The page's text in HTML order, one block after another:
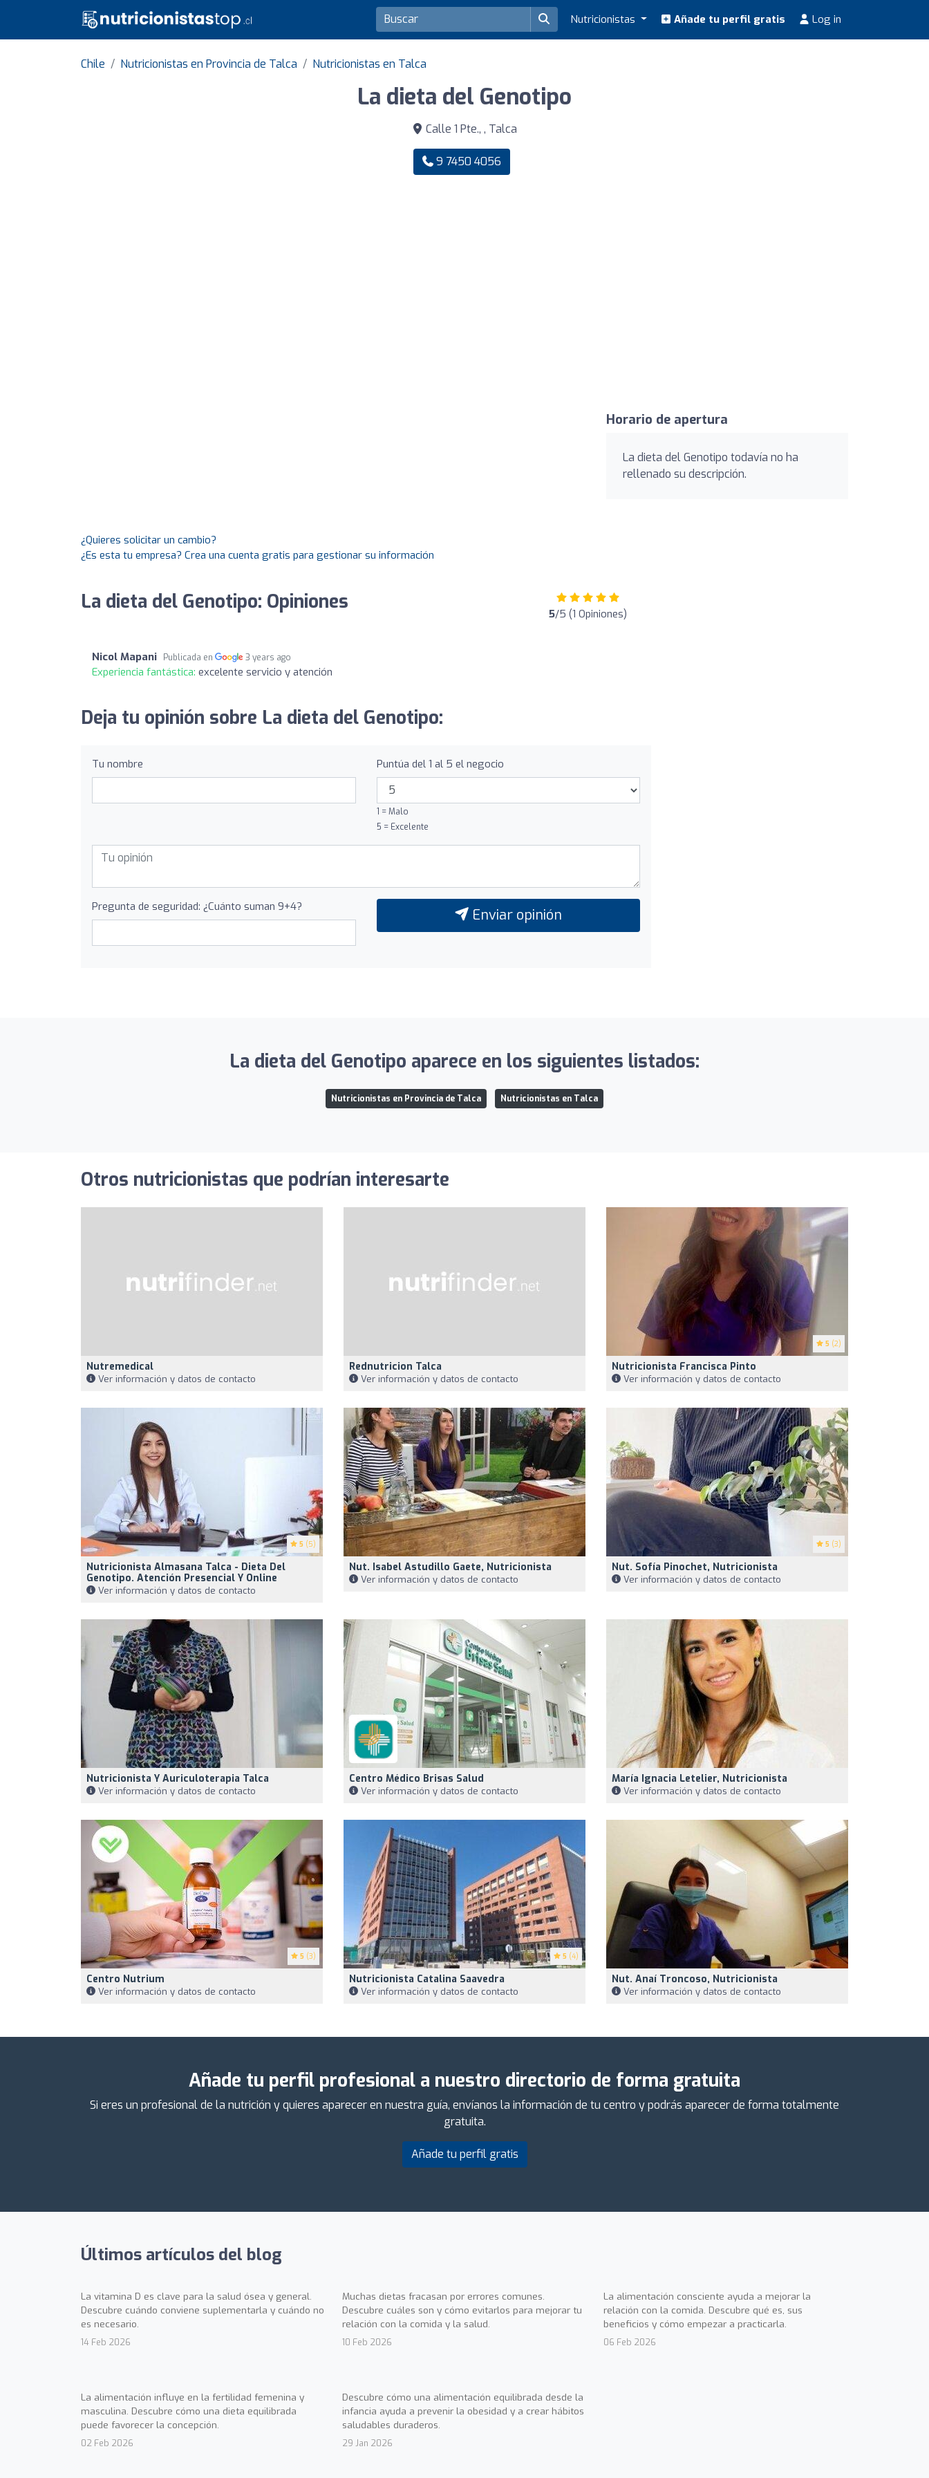
Nutricionistas Añade tu perfil gratis Log in
Chile Nutricionistas en Provincia de Talca Nutricionistas en Talca
La dieta del Genotipo
Calle 1 Pte., , Talca
9 7450 4056
Horario de apertura
La dieta del Genotipo todavía no ha
rellenado su descripción.
¿Quieres solicitar un cambio?
¿Es esta tu empresa? Crea una cuenta gratis para gestionar su información
La dieta del Genotipo: Opiniones 5/5 (1 Opiniones)
Nicol Mapani Publicada en 3 years ago
Experiencia fantástica: excelente servicio y atención
Deja tu opinión sobre La dieta del Genotipo:
Tu nombre Puntúa del 1 al 5 el negocio
1 = Malo
5 = Excelente
Pregunta de seguridad: ¿Cuánto suman 9+4? Enviar opinión
La dieta del Genotipo aparece en los siguientes listados:
Nutricionistas en Provincia de Talca Nutricionistas en Talca
Otros nutricionistas que podrían interesarte
Nutremedical
Ver información y datos de contacto
Rednutricion Talca
Ver información y datos de contacto
5 (2)
Nutricionista Francisca Pinto
Ver información y datos de contacto
5 (5)
Nutricionista Almasana Talca - Dieta Del
Genotipo. Atención Presencial Y Online
Ver información y datos de contacto
Nut. Isabel Astudillo Gaete, Nutricionista
Ver información y datos de contacto
5 (3)
Nut. Sofía Pinochet, Nutricionista
Ver información y datos de contacto
Nutricionista Y Auriculoterapia Talca
Ver información y datos de contacto
Centro Médico Brisas Salud
Ver información y datos de contacto
María Ignacia Letelier, Nutricionista
Ver información y datos de contacto
5 (3)
Centro Nutrium
Ver información y datos de contacto
5 (4)
Nutricionista Catalina Saavedra
Ver información y datos de contacto
Nut. Anaí Troncoso, Nutricionista
Ver información y datos de contacto
Añade tu perfil profesional a nuestro directorio de forma gratuita
Si eres un profesional de la nutrición y quieres aparecer en nuestra guía, envíanos la información de tu centro y podrás aparecer de forma totalmente
gratuita.
Añade tu perfil gratis
Últimos artículos del blog
La vitamina D es clave para la salud ósea y general.
Descubre cuándo conviene suplementarla y cuándo no
es necesario.
14 Feb 2026
Muchas dietas fracasan por errores comunes.
Descubre cuáles son y cómo evitarlos para mejorar tu
relación con la comida y la salud.
10 Feb 2026
La alimentación consciente ayuda a mejorar la
relación con la comida. Descubre qué es, sus
beneficios y cómo empezar a practicarla.
06 Feb 2026
La alimentación influye en la fertilidad femenina y
masculina. Descubre cómo una dieta equilibrada
puede favorecer la concepción.
02 Feb 2026
Descubre cómo una alimentación equilibrada desde la
infancia ayuda a prevenir la obesidad y a crear hábitos
saludables duraderos.
29 Jan 2026